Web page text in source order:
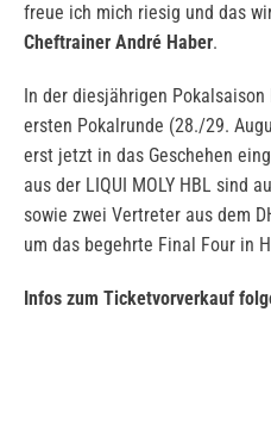
freue ich mich riesig und das
Cheftrainer André Haber.
In der diesjährigen
ersten Pokalrunde (28./29.
erst jetzt in das Geschehen
aus der LIQUI MOLY HBL sind
sowie zwei Vertreter aus dem
um das begehrte Final Four in
Infos zum Ticketvorverkauf